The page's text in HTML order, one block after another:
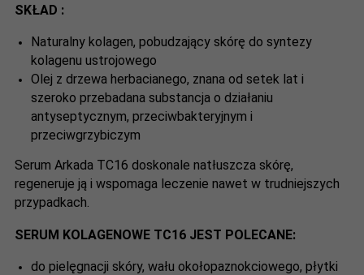
SKŁAD :
Naturalny kolagen, pobudzający skórę do syntezy
kolagenu ustrojowego
Olej z drzewa herbacianego, znana od setek lat i
szeroko przebadana substancja o działaniu
antyseptycznym, przeciwbakteryjnym i
przeciwgrzybiczym
Serum Arkada TC16 doskonale natłuszcza skórę,
regeneruje ją i wspomaga leczenie nawet w trudniejszych
przypadkach.
SERUM KOLAGENOWE TC16 JEST POLECANE:
do pielęgnacji skóry, wału okołopaznokciowego, płytki